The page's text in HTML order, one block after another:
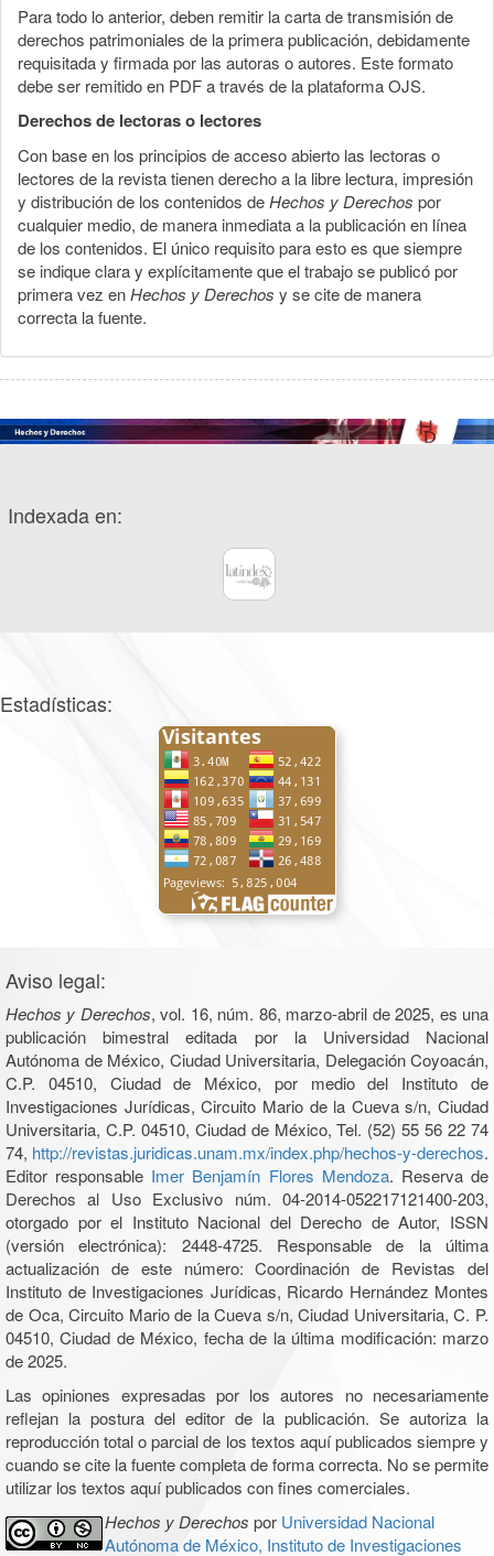
Para todo lo anterior, deben remitir la carta de transmisión de
derechos patrimoniales de la primera publicación, debidamente
requisitada y firmada por las autoras o autores. Este formato
debe ser remitido en PDF a través de la plataforma OJS.
Derechos de lectoras o lectores
Con base en los principios de acceso abierto las lectoras o
lectores de la revista tienen derecho a la libre lectura, impresión
y distribución de los contenidos deHechos y Derechos por
cualquier medio, de manera inmediata a la publicación en línea
de los contenidos. El único requisito para esto es que siempre
se indique clara y explícitamente que el trabajo se publicó por
primera vez enHechos y Derechos y se cite de manera
correcta la fuente.
Indexada en:
Estadísticas:
Aviso legal:
Hechos y Derechos, vol. 16, núm. 86, marzo-abril de 2025, es una
publicación bimestral editada por la Universidad Nacional
Autónoma de México, Ciudad Universitaria, Delegación Coyoacán,
C.P. 04510, Ciudad de México, por medio del Instituto de
Investigaciones Jurídicas, Circuito Mario de la Cueva s/n, Ciudad
Universitaria, C.P. 04510, Ciudad de México, Tel. (52) 55 56 22 74
74, http://revistas.juridicas.unam.mx/index.php/hechos-y-derechos.
Editor responsable Imer Benjamín Flores Mendoza. Reserva de
Derechos al Uso Exclusivo núm. 04-2014-052217121400-203,
otorgado por el Instituto Nacional del Derecho de Autor, ISSN
(versión electrónica): 2448-4725. Responsable de la última
actualización de este número: Coordinación de Revistas del
Instituto de Investigaciones Jurídicas, Ricardo Hernández Montes
de Oca, Circuito Mario de la Cueva s/n, Ciudad Universitaria, C. P.
04510, Ciudad de México, fecha de la última modificación: marzo
de 2025.
Las opiniones expresadas por los autores no necesariamente
reflejan la postura del editor de la publicación. Se autoriza la
reproducción total o parcial de los textos aquí publicados siempre y
cuando se cite la fuente completa de forma correcta. No se permite
utilizar los textos aquí publicados con fines comerciales.
Hechos y Derechos por Universidad Nacional
Autónoma de México, Instituto de Investigaciones